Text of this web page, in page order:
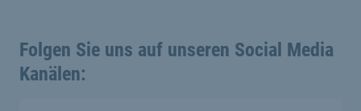
Folgen Sie uns auf unseren Social Media
Kanälen: